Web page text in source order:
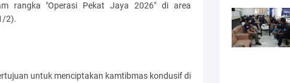
rangka "Operasi Pekat Jaya 2026" di area
2).
untuk menciptakan kamtibmas kondusif di